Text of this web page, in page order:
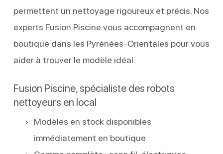
permettent un nettoyage rigoureux et précis. Nos
experts Fusion Piscine vous accompagnent en
boutique dans les Pyrénées-Orientales pour vous
aider à trouver le modèle idéal.
Fusion Piscine, spécialiste des robots
nettoyeurs en local
Modèles en stock disponibles
immédiatement en boutique